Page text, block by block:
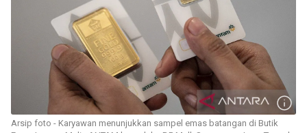
Arsip foto - Karyawan menunjukkan sampel emas batangan di Butik